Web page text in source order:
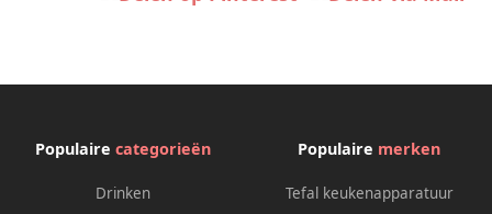
Populaire categorieën
Drinken
Populaire merken
Tefal keukenapparatuur